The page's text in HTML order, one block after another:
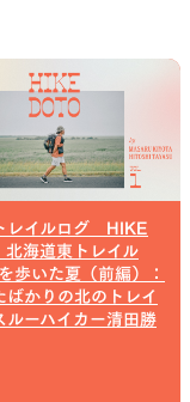
イキングのためのバック
BOTTOMS
な5ポケットを持つパン
レイルログ HIKE
北海道東トレイル
歩いた夏（前編）：
ばかりの北のトレイ
ルーハイカー清田勝